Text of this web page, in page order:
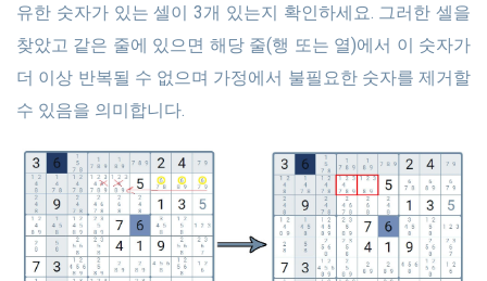
유한 숫자가 있는 셀이 3개 있는지 확인하세요. 그러한 셀을
찾았고 같은 줄에 있으면 해당 줄(행 또는 열)에서 이 숫자가
더 이상 반복될 수 없으며 가정에서 불필요한 숫자를 제거할
수 있음을 의미합니다.